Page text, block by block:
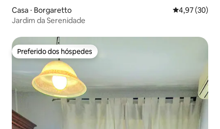
Casa ⋅ Borgaretto 4,97 de uma
4,97 (30)
Jardim da Serenidade
Preferido dos hóspedes
Preferido dos hóspedes